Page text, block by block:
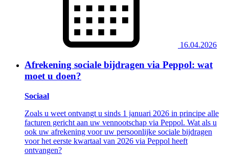
16.04.2026
Afrekening sociale bijdragen via Peppol: wat
moet u doen?
Sociaal
Zoals u weet ontvangt u sinds 1 januari 2026 in principe alle
facturen gericht aan uw vennootschap via Peppol. Wat als u
ook uw afrekening voor uw persoonlijke sociale bijdragen
voor het eerste kwartaal van 2026 via Peppol heeft
ontvangen?